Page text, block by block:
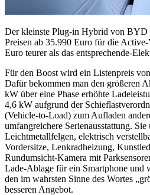
Der kleinste Plug-in Hybrid von BYD
Preisen ab 35.990 Euro für die
Euro teurer als das entsprechende-
Für den Boost wird ein Listenpreis
Dafür bekommen man den größeren
kW über eine Phase erhöhte
4,6 kW aufgrund der
(Vehicle-to-Load) zum Aufladen
umfangreichere Serienausstattung.
Leichtmetallfelgen, elektrisch
Vordersitze, Lenkradheizung,
Rundumsicht-Kamera mit
Lade-Ablage für ein Smartphone und
den im wahrsten Sinne des Wortes
besseren Angebot.